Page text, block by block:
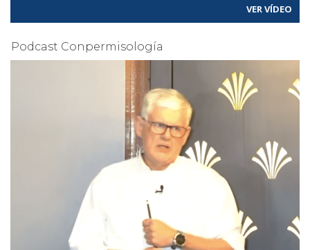
VER VÍDEO
Podcast Conpermisología